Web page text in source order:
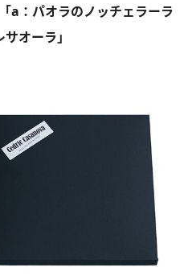
a：パオラのノッチェラーラ
オーラ」